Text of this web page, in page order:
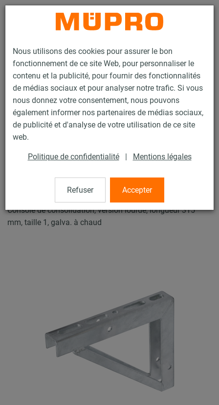
Nous utilisons des cookies pour assurer le bon
fonctionnement de ce site Web, pour personnaliser le
contenu et la publicité, pour fournir des fonctionnalités
de médias sociaux et pour analyser notre trafic. Si vous
nous donnez votre consentement, nous pouvons
également informer nos partenaires de médias sociaux,
de publicité et d'analyse de votre utilisation de ce site
web.
Politique de confidentialité | Mentions légales
Refuser Accepter
Contact
Produits Technique de fixation
Fixation de sprinklers
Rails d'installation pour la fixation de sprinklers
Console de consolidation
Console de consolidation
Console de consolidation, version lourde, longueur 315
mm, taille 1, galva. à chaud